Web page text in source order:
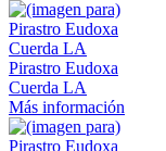
Pirastro Eudoxa
Cuerda LA
Más información